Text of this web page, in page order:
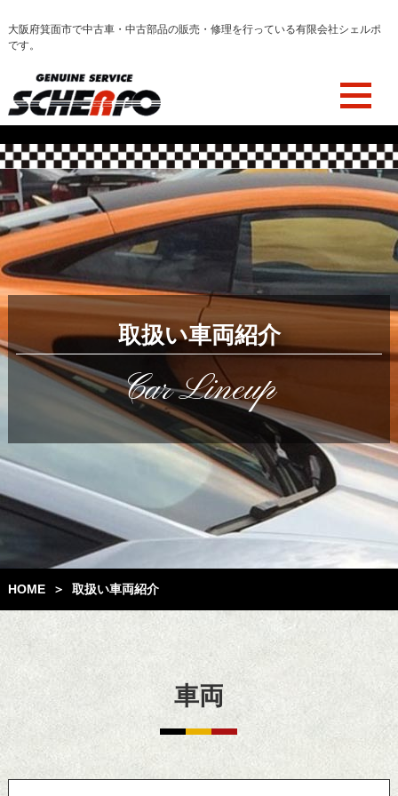
大阪府箕面市で中古車・中古部品の販売・修理を行っている有限会社シェルポ
です。
取扱い車両紹介
Car Lineup
HOME ＞ 取扱い車両紹介
車両